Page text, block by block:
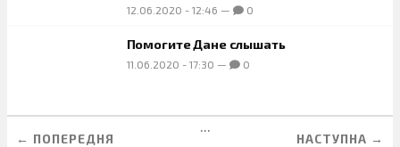
12.06.2020 - 12:46 — 0
Помогите Дане слышать
11.06.2020 - 17:30 — 0
← ПОПЕРЕДНЯ
...
НАСТУПНА →